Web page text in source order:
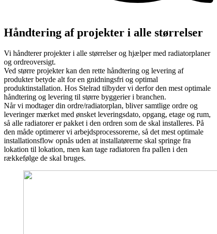
Håndtering af projekter i alle størrelser
Vi håndterer projekter i alle størrelser og hjælper med radiatorplaner
og ordreoversigt.
Ved større projekter kan den rette håndtering og levering af
produkter betyde alt for en gnidningsfri og optimal
produktinstallation. Hos Stelrad tilbyder vi derfor den mest optimale
håndtering og levering til større byggerier i branchen.
Når vi modtager din ordre/radiatorplan, bliver samtlige ordre og
leveringer mærket med ønsket leveringsdato, opgang, etage og rum,
så alle radiatorer er pakket i den ordren som de skal installeres. På
den måde optimerer vi arbejdsprocessorerne, så det mest optimale
installationsflow opnås uden at installatørerne skal springe fra
lokation til lokation, men kan tage radiatoren fra pallen i den
rækkefølge de skal bruges.